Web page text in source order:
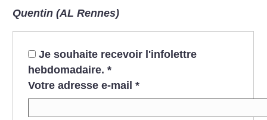
Quentin (AL Rennes)
Je souhaite recevoir l'infolettre
hebdomadaire. *
Votre adresse e-mail *